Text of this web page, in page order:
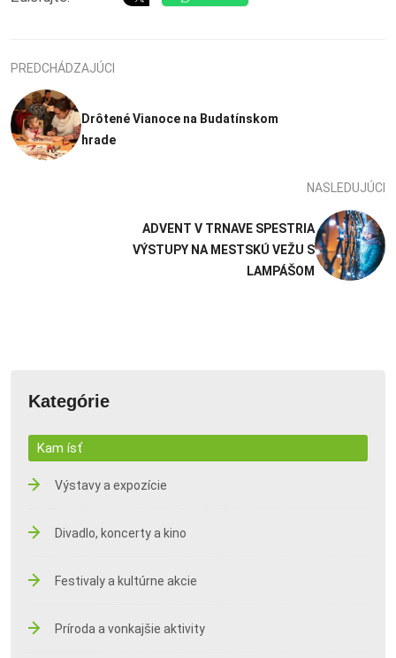
PREDCHÁDZAJÚCI
Drôtené Vianoce na Budatínskom
hrade
NASLEDUJÚCI
ADVENT V TRNAVE SPESTRIA
VÝSTUPY NA MESTSKÚ VEŽU S
LAMPÁŠOM
Kategórie
Kam ísť
Výstavy a expozície
Divadlo, koncerty a kino
Festivaly a kultúrne akcie
Príroda a vonkajšie aktivity